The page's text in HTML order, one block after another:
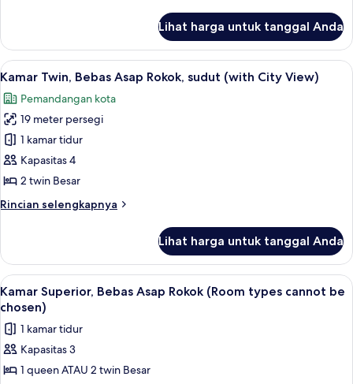
Rokok
Kamar
Twin
Superior,
Asap
Rokok
Lihat harga untuk tanggal Anda
Lihat
semua
foto
untuk
Kamar
Twin,
Bebas
Rokok,
City
View)
Kamar Twin, Bebas Asap Rokok,
10
Kamar Twin, Bebas Asap Rokok, sudut (with City View)
Pemandangan kota
19 meter persegi
1 kamar tidur
Kapasitas 4
2 twin Besar
Rincian selengkapnya
Rincian
Kamar
Twin,
Bebas
Asap
sudut
(with
View)
Lihat harga untuk tanggal Anda
Lihat
semua
foto
untuk
Kamar
Superior,
Seprai premium, setrika/meja
10
Kamar Superior, Bebas Asap Rokok (Room types cannot be
chosen)
1 kamar tidur
Kapasitas 3
1 queen ATAU 2 twin Besar